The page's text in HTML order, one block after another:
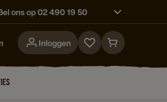
ons op 02 490 19 50
Inloggen
Go
to
Go
to